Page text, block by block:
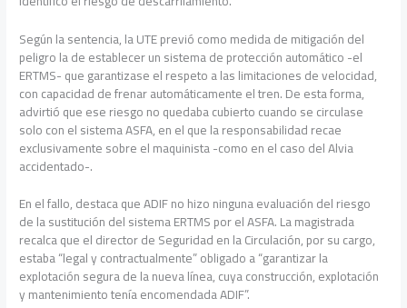
Según la sentencia, la UTE previó como medida de mitigación del
peligro la de establecer un sistema de protección automático -el
ERTMS- que garantizase el respeto a las limitaciones de velocidad,
con capacidad de frenar automáticamente el tren. De esta forma,
advirtió que ese riesgo no quedaba cubierto cuando se circulase
solo con el sistema ASFA, en el que la responsabilidad recae
exclusivamente sobre el maquinista -como en el caso del Alvia
accidentado-.
En el fallo, destaca que ADIF no hizo ninguna evaluación del riesgo
de la sustitución del sistema ERTMS por el ASFA. La magistrada
recalca que el director de Seguridad en la Circulación, por su cargo,
estaba “legal y contractualmente” obligado a “garantizar la
explotación segura de la nueva línea, cuya construcción, explotación
y mantenimiento tenía encomendada ADIF”.